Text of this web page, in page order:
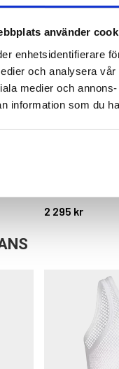
använder
enhetsidentifierare
och analysera
medier och
information som du
2 295 kr